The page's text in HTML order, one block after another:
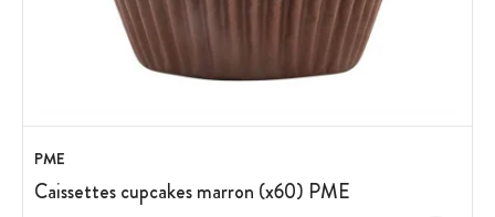
PME
Caissettes cupcakes marron (x60) PME